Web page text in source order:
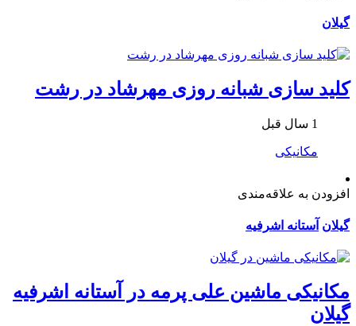
گیلان
کلید سازی شبانه روزی مهرشاد در رشت
1 سال قبل
مکانیکی
افزودن به علاقه‌مندی
گیلان آستانه اشرفیه
مکانیکی ماشین علی پرمه در آستانه اشرفیه
گیلان